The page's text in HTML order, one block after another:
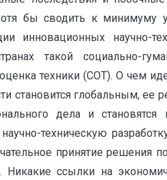
бы сводить к минимуму
инновационных научно-
такой социально-
техники (СОТ). О чем
становится глобальным, ее
дела и
техническую
принятие решения
Никакие ссылки на